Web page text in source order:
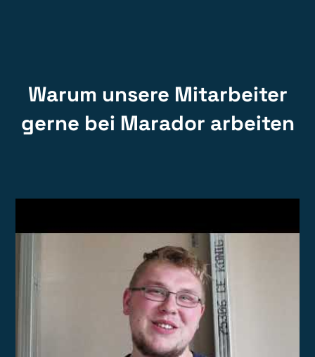
Warum unsere Mitarbeiter
gerne bei Marador arbeiten